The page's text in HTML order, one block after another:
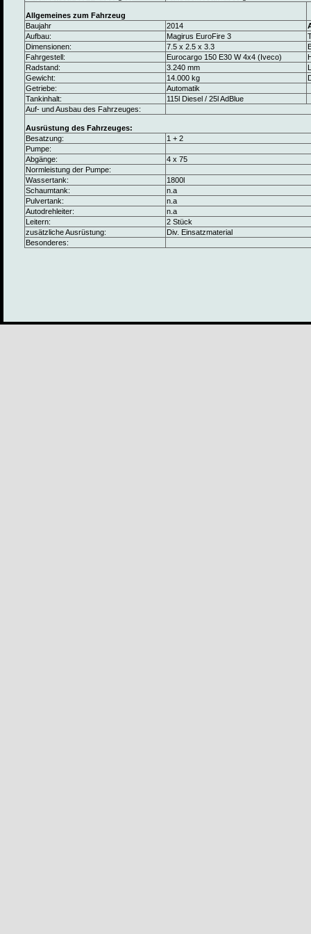
Allgemeines zum Fahrzeug
Baujahr
2014
Aufbau:
Magirus EuroFire 3
Dimensionen:
7.5 x 2.5 x 3.3
Fahrgestell:
Eurocargo 150 E30 W 4x4 (Iveco)
Radstand:
3.240 mm
Gewicht:
14.000 kg
Getriebe:
Automatik
Tankinhalt:
115l Diesel / 25l AdBlue
Auf- und Ausbau des Fahrzeuges:
Ausrüstung des Fahrzeuges:
Besatzung:
1 + 2
Pumpe:
Abgänge:
4 x 75
Normleistung der Pumpe:
Wassertank:
1800l
Schaumtank:
n.a
Pulvertank:
n.a
Autodrehleiter:
n.a
Leitern:
2 Stück
zusätzliche Ausrüstung:
Div. Einsatzmaterial
Besonderes: